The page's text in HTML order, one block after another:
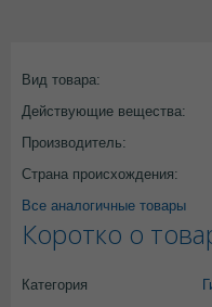
Вид товара:
Действующие вещества:
Производитель:
Страна происхождения:
Все аналогичные товары
Коротко о
Категория